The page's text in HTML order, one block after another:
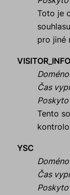
Toto je
pro jiné
Čas
Tento
YSC
Čas